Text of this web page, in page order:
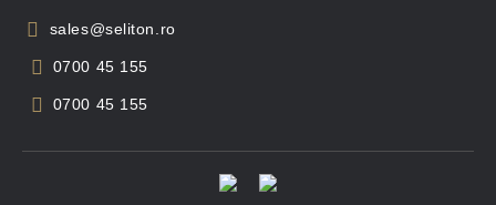
sales@seliton.ro
0700 45 155
0700 45 155